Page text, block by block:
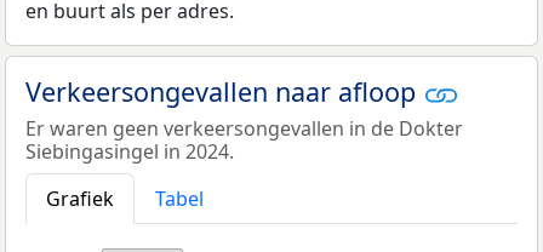
en buurt als per adres.
Verkeersongevallen naar afloop
Er waren geen verkeersongevallen in de Dokter
Siebingasingel in 2024.
Grafiek
Tabel